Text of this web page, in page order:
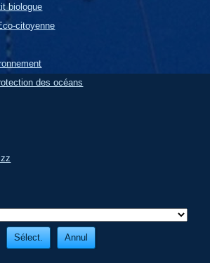
biologue
citoyenne
des océans